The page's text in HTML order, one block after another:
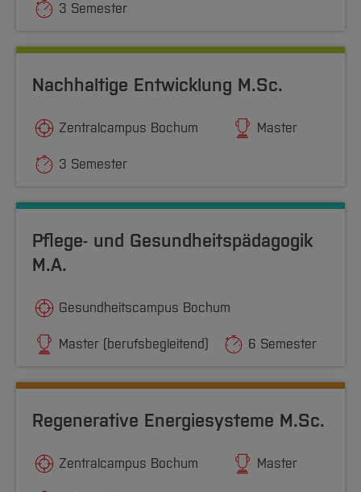
3 Semester
Nachhaltige Entwicklung M.Sc.
Zentralcampus Bochum Master
3 Semester
Pflege- und Gesundheitspädagogik
M.A.
Gesundheitscampus Bochum
Master (berufsbegleitend) 6 Semester
Regenerative Energiesysteme M.Sc.
Zentralcampus Bochum Master